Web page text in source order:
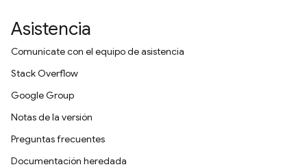
Asistencia
Comunícate con el equipo de asistencia
Stack Overflow
Google Group
Notas de la versión
Preguntas frecuentes
Documentación heredada